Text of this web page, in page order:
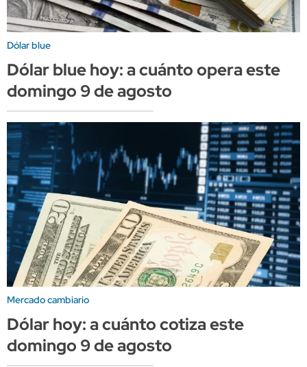
Dólar blue
Dólar blue hoy: a cuánto opera este
domingo 9 de agosto
Mercado cambiario
Dólar hoy: a cuánto cotiza este
domingo 9 de agosto